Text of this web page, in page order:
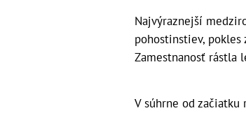
Najvýraznejší
pohostinstiev,
Zamestnanosť rástla
V súhrne od